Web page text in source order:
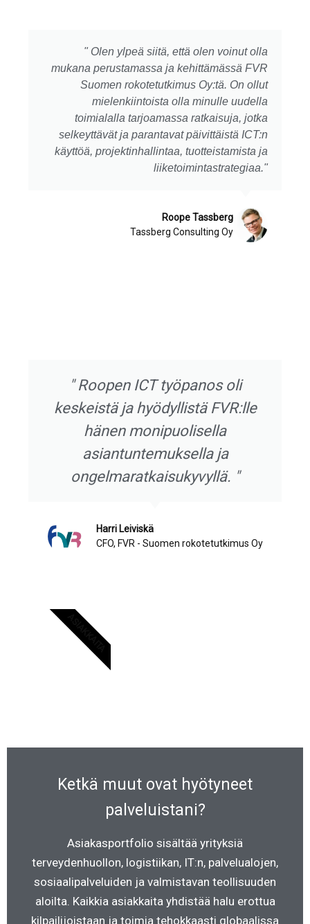
" Olen ylpeä siitä, että olen voinut olla
mukana perustamassa ja kehittämässä FVR
Suomen rokotetutkimus Oy:tä. On ollut
mielenkiintoista olla minulle uudella
toimialalla tarjoamassa ratkaisuja, jotka
selkeyttävät ja parantavat päivittäistä ICT:n
käyttöä, projektinhallintaa, tuotteistamista ja
liiketoimintastrategiaa."
Roope Tassberg
Tassberg Consulting Oy
" Roopen ICT työpanos oli
keskeistä ja hyödyllistä FVR:lle
hänen monipuolisella
asiantuntemuksella ja
ongelmaratkaisukyvyllä. "
Harri Leiviskä
CFO, FVR - Suomen rokotetutkimus Oy
Ketkä muut ovat hyötyneet
palveluistani?
Asiakasportfolio sisältää yrityksiä
terveydenhuollon, logistiikan, IT:n, palvelualojen,
sosiaalipalveluiden ja valmistavan teollisuuden
aloilta. Kaikkia asiakkaita yhdistää halu erottua
kilpailijoistaan ja toimia tehokkaasti globaalissa
ASIAKKAITA